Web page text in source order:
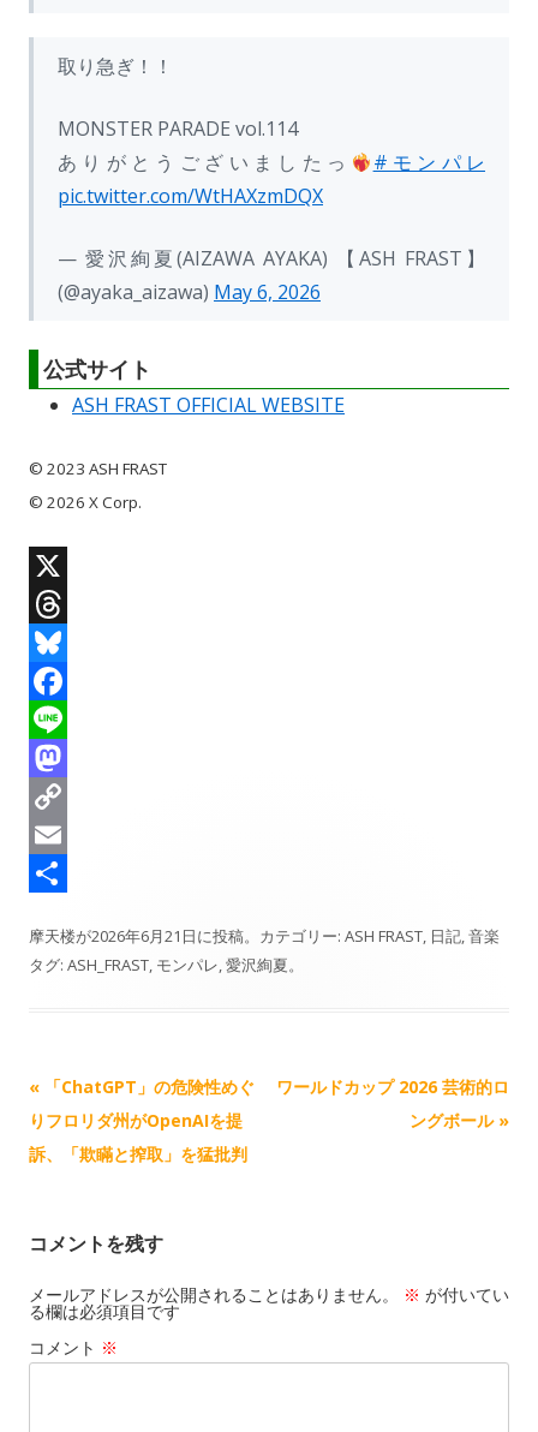
取り急ぎ！！
MONSTER PARADE vol.114
ありがとうございましたっ
#モンパレ
pic.twitter.com/WtHAXzmDQX
— 愛沢絢夏(AIZAWA AYAKA) 【ASH FRAST】
(@ayaka_aizawa) May 6, 2026
公式サイト
ASH FRAST OFFICIAL WEBSITE
© 2023 ASH FRAST
© 2026 X Corp.
X
T
h
r
e
a
d
s
B
u
e
s
k
F
a
c
e
b
o
L
n
e
M
a
s
o
C
o
y
E
a
有
摩天楼が2026年6月21日に投稿。カテゴリー: ASH FRAST, 日記,音楽
タグ: ASH_FRAST, モンパレ,愛沢絢夏。
記
事
ナ
ー
シ
ョ
ン
« 「ChatGPT」の危険性めぐ
りフロリダ州がOpenAIを提
訴、「欺瞞と搾取」を猛批判
ワールドカップ 2026 芸術的ロ
ングボール »
コメントを残す
メールアドレスが公開されることはありません。 ※ が付いてい
る欄は必須項目です
コメント ※